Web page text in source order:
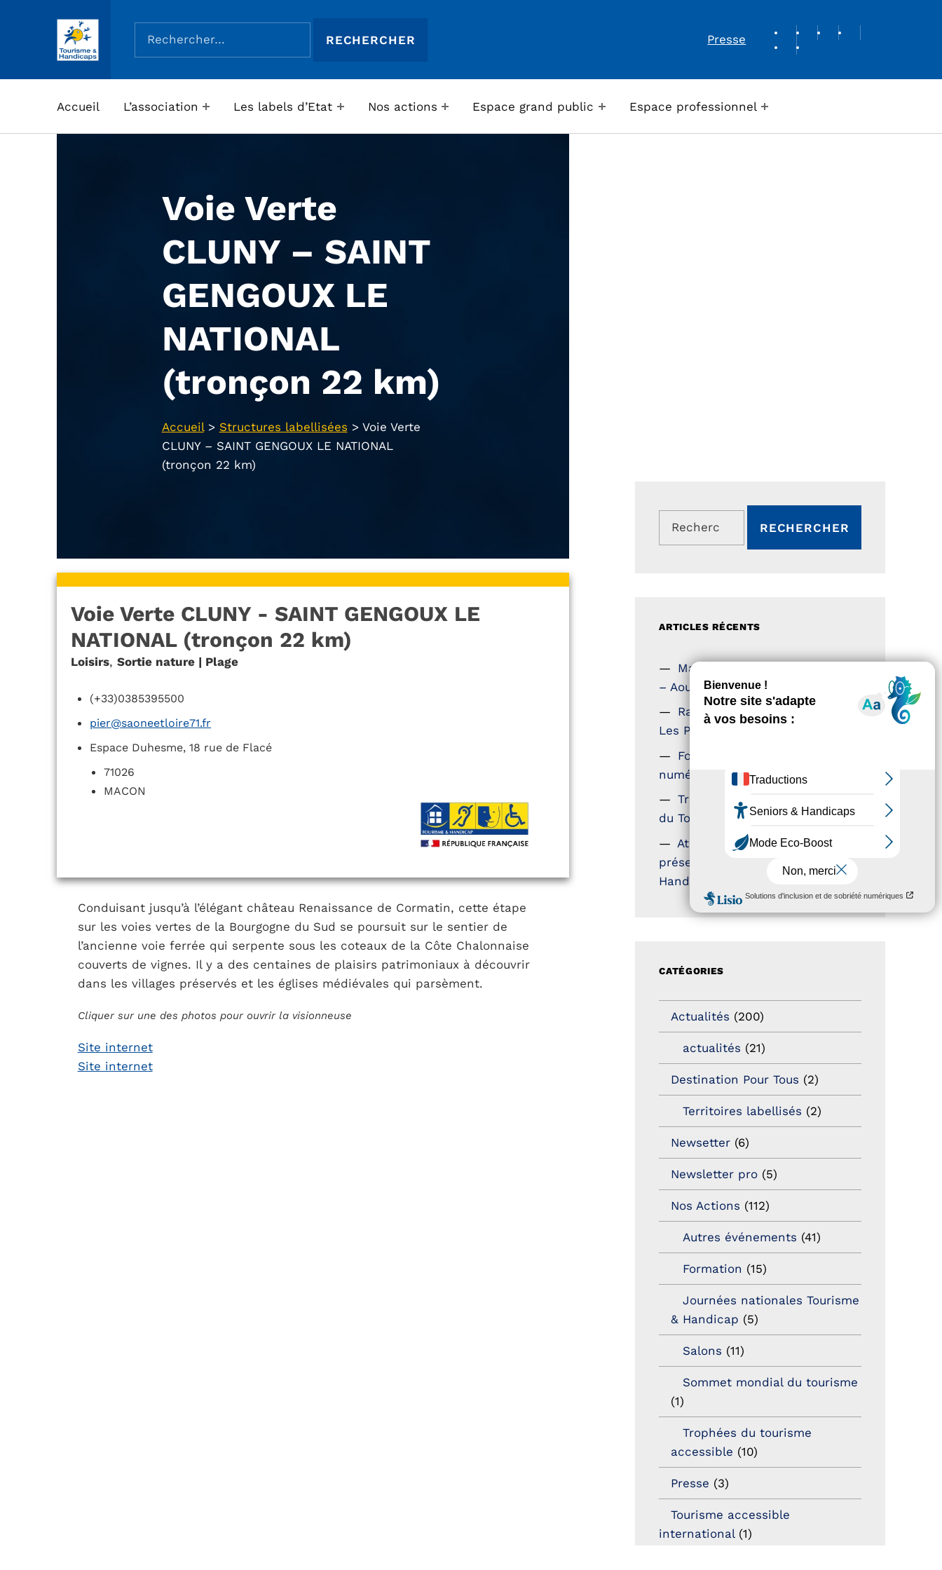
ASSOCIATION TOURISME ET HANDICAPS
Rechercher :
Presse
REVUE DE PRESSE
Accueil L’association Les labels d’Etat Nos actions Espace grand public Espace professionnel
Voie Verte
CLUNY – SAINT
GENGOUX LE
NATIONAL
(tronçon 22 km)
Accueil> Structures labellisées > Voie Verte
CLUNY – SAINT GENGOUX LE NATIONAL
(tronçon 22 km)
Voie Verte CLUNY - SAINT GENGOUX LE
NATIONAL (tronçon 22 km)
Loisirs, Sortie nature | Plage
(+33)0385395500
pier@saoneetloire71.fr
Espace Duhesme, 18 rue de Flacé
71026
MACON
Conduisant jusqu’à l’élégant château Renaissance de Cormatin, cette étape
sur les voies vertes de la Bourgogne du Sud se poursuit sur le sentier de
l’ancienne voie ferrée qui serpente sous les coteaux de la Côte Chalonnaise
couverts de vignes. Il y a des centaines de plaisirs patrimoniaux à découvrir
dans les villages préservés et les églises médiévales qui parsèment.
Cliquer sur une des photos pour ouvrir la visionneuse
Site internet
Site internet
Rechercher :
ARTICLES RÉCENTS
Magazine Tourisme Accessible
– Aout 2026
Rallye Aicha des Gazelles –
Les Petillantes
Formation Communication
numérique
Trophées Horizons – Acteurs
du Tourisme Durable
Atout France – flyer
présentation label Tourisme &
Handicap
CATÉGORIES
Actualités (200)
actualités (21)
Destination Pour Tous (2)
Territoires labellisés (2)
Newsetter (6)
Newsletter pro (5)
Nos Actions (112)
Autres événements (41)
Formation (15)
Journées nationales Tourisme
& Handicap (5)
Salons (11)
Sommet mondial du tourisme
(1)
Trophées du tourisme
accessible (10)
Presse (3)
Tourisme accessible
international(1)